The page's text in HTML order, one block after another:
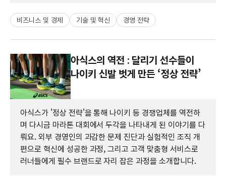
비즈니스 및 경제 기술 및 혁신 경영 전략
아식스의 역전 : 달리기 선수들이
나이키 신발 벗게 만든 ‘정상 전략’
아식스가 '정상 전략'을 통해 나이키 등 경쟁업체를 역전하
며 다시금 마라톤 대회에서 두각을 나타내게 된 이야기를 다
뤄요. 외부 경영인의 과감한 문제 진단과 실험적인 조직 개
편으로 혁신에 성공한 과정, 그리고 고객 맞춤형 서비스로
러너들에게 필수 브랜드로 자리 잡은 과정을 소개합니다.